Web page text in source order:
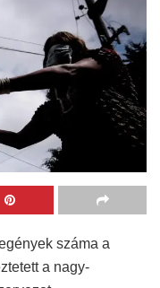
száma a
a nagy-